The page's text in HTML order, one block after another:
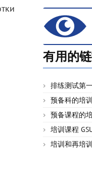
有用的
排练测试第
预备科的培
预备课程的
培训课程
培训和再培